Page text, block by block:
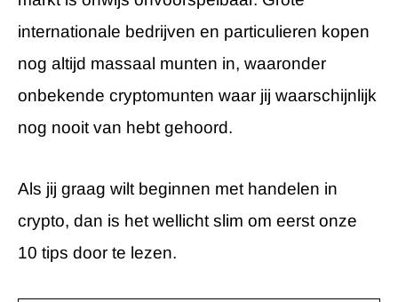
internationale bedrijven en particulieren kopen
nog altijd massaal munten in, waaronder
onbekende cryptomunten waar jij waarschijnlijk
nog nooit van hebt gehoord.
Als jij graag wilt beginnen met handelen in
crypto, dan is het wellicht slim om eerst onze
10 tips door te lezen.